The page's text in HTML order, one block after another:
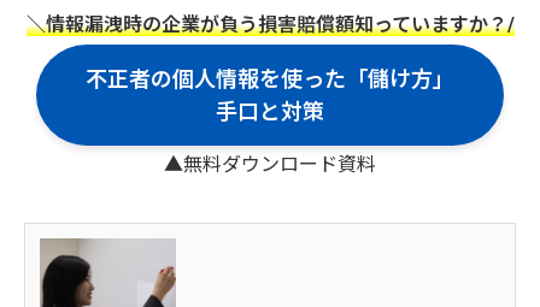
＼情報漏洩時の企業が負う損害賠償額知っていますか？/
不正者の個人情報を使った「儲け方」
手口と対策
▲無料ダウンロード資料